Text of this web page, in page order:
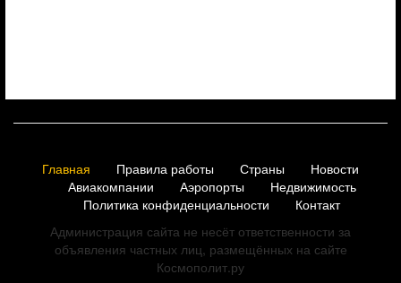
Главная Правила работы Страны
Новости
Авиакомпании
Аэропорты
Недвижимость
Политика конфиденциальности
Контакт
Администрация сайта не несёт ответственности за
объявления частных лиц, размещённых на сайте
Космополит.ру